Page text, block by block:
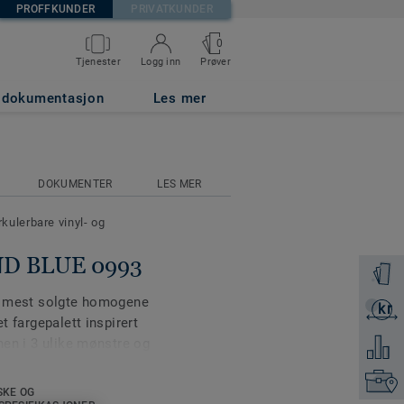
PROFFKUNDER PRIVATKUNDER
Tjenester Logg inn
0
Prøver
Les mer
Få en
kr
Få et
Legg
Finn
DOKUMENTER LES MER
vinyl- og
BLUE 0993
solgte homogene
fargepalett inspirert
er designet for å
OG